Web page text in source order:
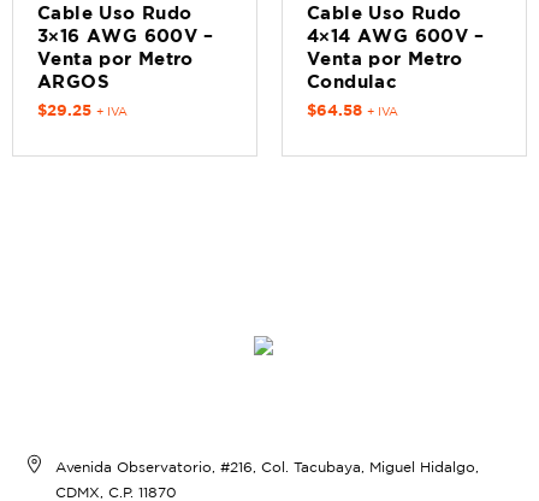
Cable Uso Rudo
3×16 AWG 600V –
Venta por Metro
ARGOS
$29.25 + IVA
Cable Uso Rudo
4×14 AWG 600V –
Venta por Metro
Condulac
$64.58 + IVA
Avenida Observatorio, #216, Col. Tacubaya, Miguel Hidalgo,
CDMX, C.P. 11870